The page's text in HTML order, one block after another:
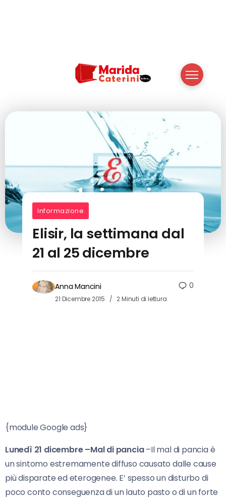
Informazione
Elisir, la settimana dal
21 al 25 dicembre
Anna Mancini
21 Dicembre 2015 2 Minuti di lettura
0
{module Google ads}
Lunedì 21 dicembre –Mal di pancia–Il mal di pancia è
un sintomo estremamente diffuso causato dalle cause
più disparate ed eterogenee. E’ spesso un disturbo di
poco conto conseguenza di un lauto pasto o di un forte